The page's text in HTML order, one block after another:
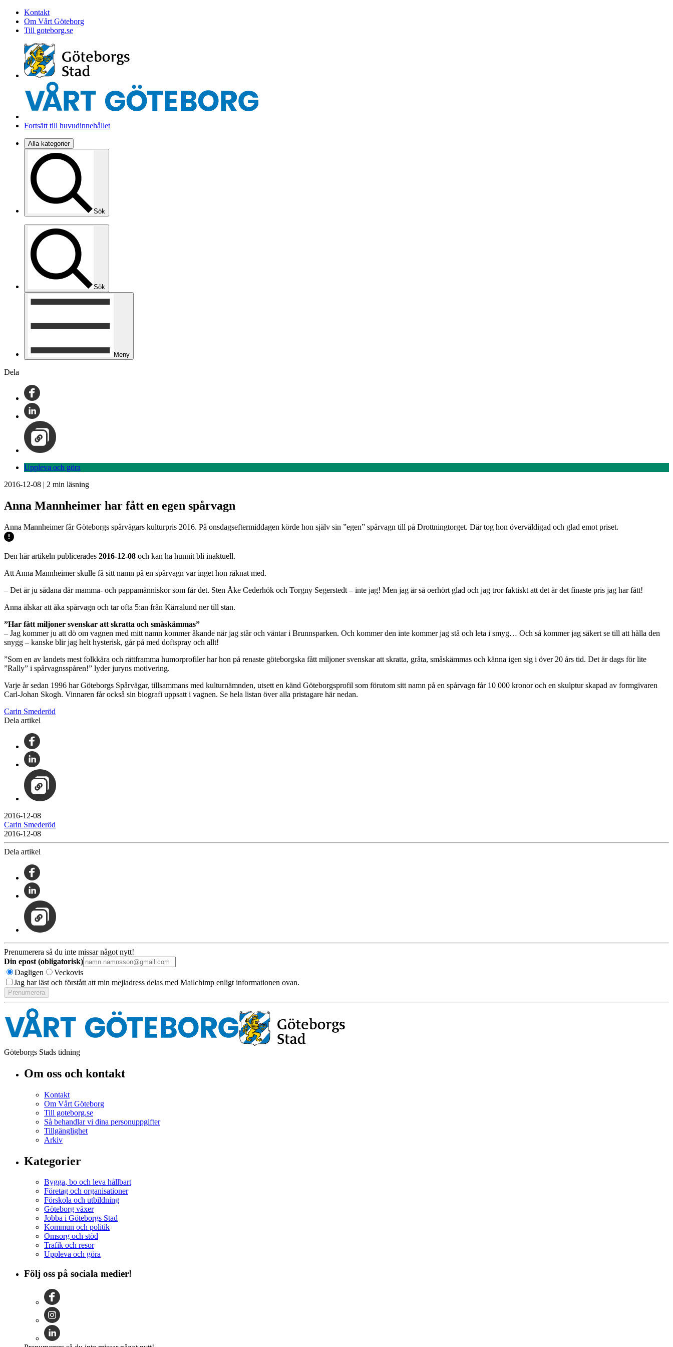
Kontakt
Om Vårt Göteborg
Till goteborg.se
Fortsätt till huvudinnehållet
Alla kategorier
Sök
Sök
Meny
Dela
Uppleva och göra
2016-12-08 | 2 min läsning
Anna Mannheimer har fått en egen spårvagn
Anna Mannheimer får Göteborgs spårvägars kulturpris 2016. På onsdagseftermiddagen körde hon själv sin ”egen” spårvagn till på Drottningtorget. Där tog hon överväldigad och glad emot priset.
Den här artikeln publicerades 2016-12-08 och kan ha hunnit bli inaktuell.
Att Anna Mannheimer skulle få sitt namn på en spårvagn var inget hon räknat med.
– Det är ju sådana där mamma- och pappamänniskor som får det. Sten Åke Cederhök och Torgny Segerstedt – inte jag! Men jag är så oerhört glad och jag tror faktiskt att det är det finaste pris jag har fått!
Anna älskar att åka spårvagn och tar ofta 5:an från Kärralund ner till stan.
”Har fått miljoner svenskar att skratta och småskämmas”
– Jag kommer ju att dö om vagnen med mitt namn kommer åkande när jag står och väntar i Brunnsparken. Och kommer den inte kommer jag stå och leta i smyg… Och så kommer jag säkert se till att hålla den
snygg – kanske blir jag helt hysterisk, går på med doftspray och allt!
”Som en av landets mest folkkära och rättframma humorprofiler har hon på renaste göteborgska fått miljoner svenskar att skratta, gråta, småskämmas och känna igen sig i över 20 års tid. Det är dags för lite
”Rally” i spårvagnsspåren!” lyder juryns motivering.
Varje år sedan 1996 har Göteborgs Spårvägar, tillsammans med kulturnämnden, utsett en känd Göteborgsprofil som förutom sitt namn på en spårvagn får 10 000 kronor och en skulptur skapad av formgivaren
Carl-Johan Skogh. Vinnaren får också sin biografi uppsatt i vagnen. Se hela listan över alla pristagare här nedan.
Carin Smederöd
Dela artikel
2016-12-08
Carin Smederöd
2016-12-08
Dela artikel
Prenumerera så du inte missar något nytt!
Din epost (obligatorisk)
Dagligen
Veckovis
Jag har läst och förstått att min mejladress delas med Mailchimp enligt informationen ovan.
Göteborgs Stads tidning
Om oss och kontakt
Kontakt
Om Vårt Göteborg
Till goteborg.se
Så behandlar vi dina personuppgifter
Tillgänglighet
Arkiv
Kategorier
Bygga, bo och leva hållbart
Företag och organisationer
Förskola och utbildning
Göteborg växer
Jobba i Göteborgs Stad
Kommun och politik
Omsorg och stöd
Trafik och resor
Uppleva och göra
Följ oss på sociala medier!